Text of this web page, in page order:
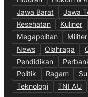
Jawa Barat
Jawa
Kesehatan
Kuliner
Megapolitan
Militer
News
Olahraga
Pendidikan
Politik
Ragam
Teknologi
TNI AU